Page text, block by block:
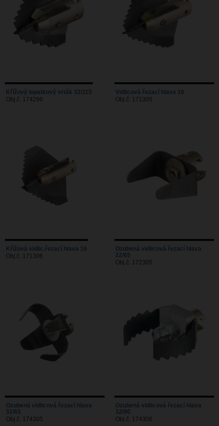
Křížový lopatkový vrták 32/115
Obj.č. 174296
Vidlicová řezací hlava 16
Obj.č. 171305
Křížová vidlic.řezací hlava 16
Obj.č. 171306
Ozubená vidlicová řezací hlava
22/65
Obj.č. 172305
Ozubená vidlicová řezací hlava
32/65
Obj.č. 174305
Ozubená vidlicová řezací hlava
32/90
Obj.č. 174306